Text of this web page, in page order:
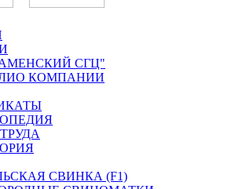
СГЦ"
КОМПАНИИ
СВИНКА (F1)